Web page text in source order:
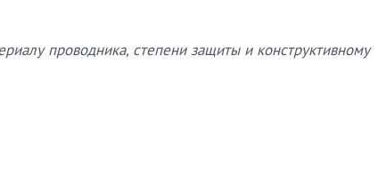
проводника, степени защиты и конструктивному